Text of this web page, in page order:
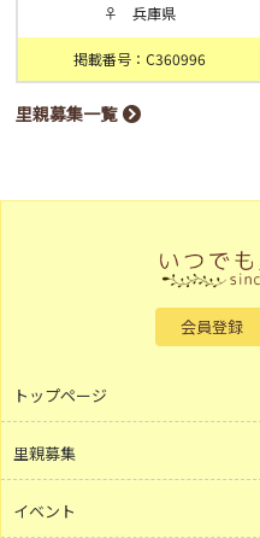
♀ 兵庫県
掲載番号：C360996
里親募集一覧
会員登録
トップページ
里親募集
イベント